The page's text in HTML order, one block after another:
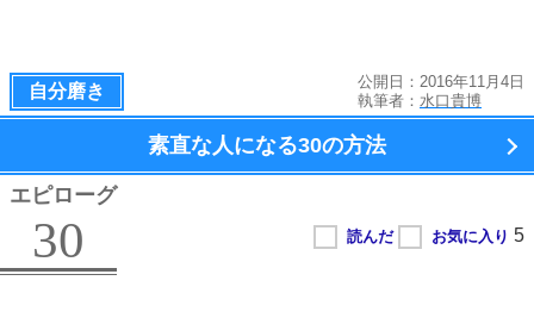
自分磨き
公開日：2016年11月4日
執筆者： 水口貴博
素直な人になる30の方法
エピローグ
30